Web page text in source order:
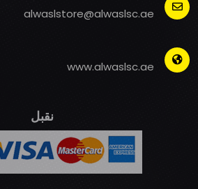
alwaslstore@alwaslsc.ae
www.alwaslsc.ae
نقبل